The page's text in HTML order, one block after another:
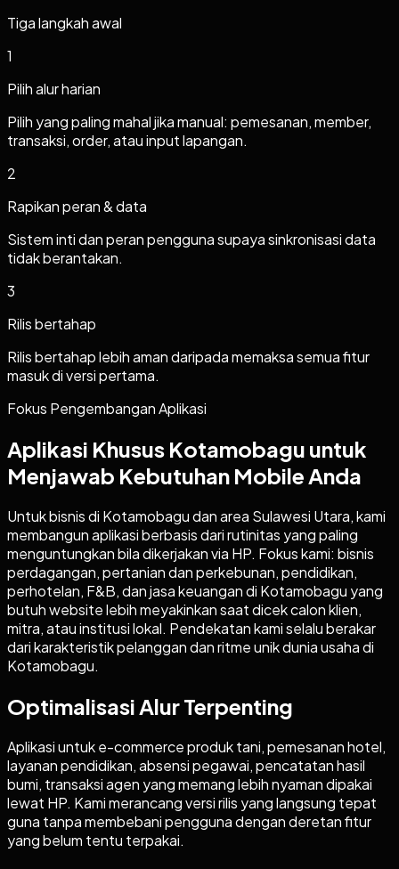
Tiga langkah awal
1
Pilih alur harian
Pilih yang paling mahal jika manual: pemesanan, member,
transaksi, order, atau input lapangan.
2
Rapikan peran & data
Sistem inti dan peran pengguna supaya sinkronisasi data
tidak berantakan.
3
Rilis bertahap
Rilis bertahap lebih aman daripada memaksa semua fitur
masuk di versi pertama.
Fokus Pengembangan Aplikasi
Aplikasi Khusus Kotamobagu untuk
Menjawab Kebutuhan Mobile Anda
Untuk bisnis di Kotamobagu dan area Sulawesi Utara, kami
membangun aplikasi berbasis dari rutinitas yang paling
menguntungkan bila dikerjakan via HP. Fokus kami: bisnis
perdagangan, pertanian dan perkebunan, pendidikan,
perhotelan, F&B, dan jasa keuangan di Kotamobagu yang
butuh website lebih meyakinkan saat dicek calon klien,
mitra, atau institusi lokal. Pendekatan kami selalu berakar
dari karakteristik pelanggan dan ritme unik dunia usaha di
Kotamobagu.
Optimalisasi Alur Terpenting
Aplikasi untuk e-commerce produk tani, pemesanan hotel,
layanan pendidikan, absensi pegawai, pencatatan hasil
bumi, transaksi agen yang memang lebih nyaman dipakai
lewat HP. Kami merancang versi rilis yang langsung tepat
guna tanpa membebani pengguna dengan deretan fitur
yang belum tentu terpakai.